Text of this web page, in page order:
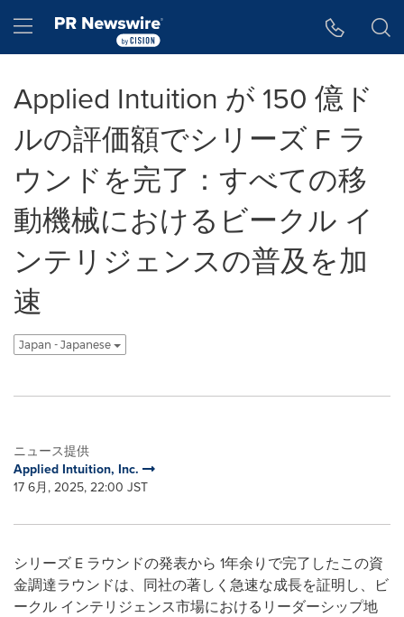
Hamburger menu
Applied Intuition が 150 億ド
ルの評価額でシリーズ F ラ
ウンドを完了：すべての移
動機械におけるビークル イ
ンテリジェンスの普及を加
速
Japan - Japanese
ニュース提供
Applied Intuition, Inc.
17 6月, 2025, 22:00 JST
シリーズ E ラウンドの発表から 1年余りで完了したこの資
金調達ラウンドは、同社の著しく急速な成長を証明し、ビ
ークル インテリジェンス市場におけるリーダーシップ地